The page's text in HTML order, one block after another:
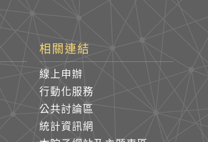
相關連結
線上申辦
行動化服務
公共討論區
統計資訊網